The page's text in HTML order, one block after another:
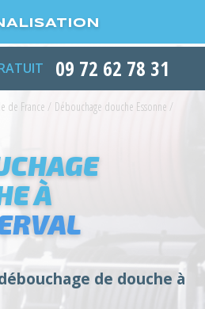
09 72 62 78 31
de France / Débouchage douche Essonne /
À
de douche à